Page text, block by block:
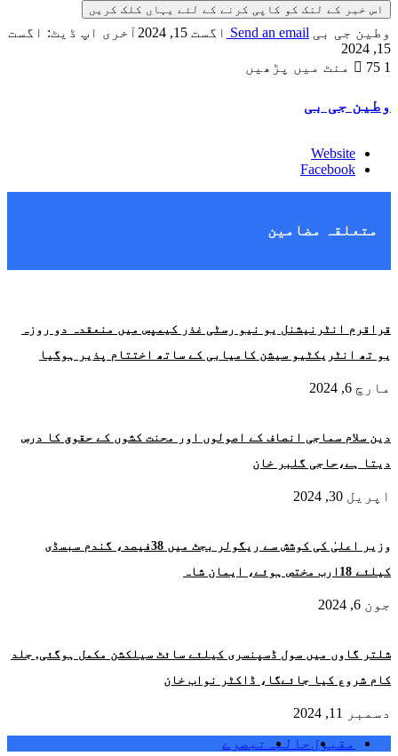
اس خبر کے لنک کو کاپی کرنے کے لئے یہاں کلک کریں
وطین جی بی Send an email اگست 15, 2024
آخری اپ ڈیٹ: اگست
15, 2024
75 1 منٹ میں پڑھیں
وطین جی بی
Website
Facebook
متعلقہ مضامین
قراقرم انٹرنیشنل یو نیو رسٹی غذر کیمپس میں منعقدہ دو روزہ
یو تھ انٹریکٹیو سیشن کامیابی کے ساتھ اختتام پذیر ہوگیا
مارچ 6, 2024
دین سلام سماجی انصاف کے اصولوں اور محنت کشوں کے حقوق کا درس
دیتا ہے،حاجی گلبر خان
اپریل 30, 2024
وزیر اعلیٰ کی کوشش سے ریگولر بجٹ میں 38فیصد، گندم سبسڈی
کیلئے 18ارب مختص ہوئے، ایمان شاہ
جون 6, 2024
شلتر گاوں میں سول ڈسپنسری کیلئے سائٹ سیلکشن مکمل ہوگئی, جلد
کام شروع کیا جائےگا، ڈاکٹر نواب خان
دسمبر 11, 2024
مقبولحالیہ تبصرے